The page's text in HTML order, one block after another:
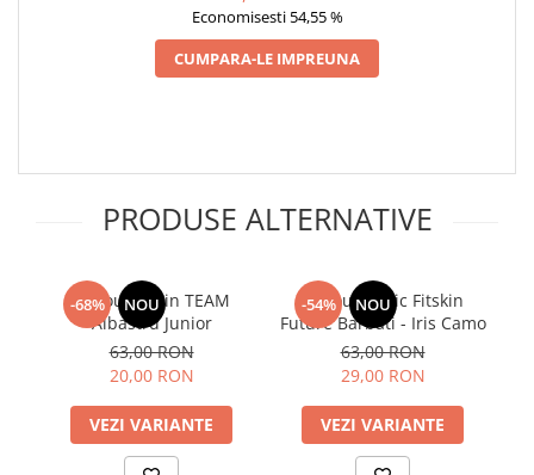
Economisesti 54,55 %
CUMPARA-LE IMPREUNA
PRODUSE ALTERNATIVE
-68% NOU
Tricou Fitskin TEAM
Albastru Junior
63,00 RON
20,00 RON
VEZI VARIANTE
-54% NOU
Tricou tehnic Fitskin
Future Barbati - Iris Camo
63,00 RON
29,00 RON
VEZI VARIANTE